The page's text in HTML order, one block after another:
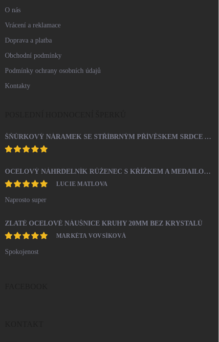
O nás
Vrácení a reklamace
Doprava a platba
Obchodní podmínky
Podmínky ochrany osobních údajů
Kontakty
ŠŇŮRKOVÝ NÁRAMEK SE STŘÍBRNÝM PŘÍVĚSKEM SRDCE A KRYSTALY SWAROVSKI CRYSTAL (STŘÍBRO 925/1000)
OCELOVÝ NÁHRDELNÍK RŮŽENEC S KŘÍŽKEM A MEDAILONEM
LUCIE MATLOVA
Naprosto super
ZLATÉ OCELOVÉ NÁUŠNICE KRUHY 20MM BEZ KRYSTALŮ
MARKÉTA VOVSÍKOVÁ
Spokojenost